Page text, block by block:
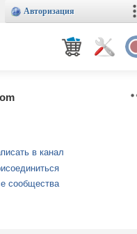
Авторизация
в канал
сообщества